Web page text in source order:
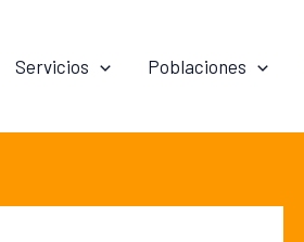
Servicios Poblaciones